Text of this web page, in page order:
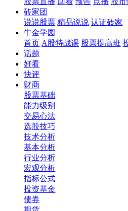
砖家团
说说股票 精品说说 认证砖家
牛金学园
首页 A股特战课 股票提高班
话题
好看
快评
财商
股票基础
能力级别
交易心法
选股技巧
技术分析
基本分析
行业分析
宏观分析
指标公式
投资基金
债券